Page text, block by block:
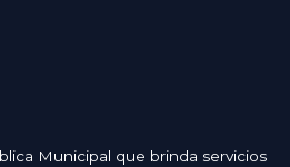
Municipal que brinda servicios